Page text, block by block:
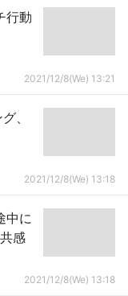
行動
2021/12/8(We) 13:21
、
2021/12/8(We) 13:18
中に
感
2021/12/8(We) 13:18